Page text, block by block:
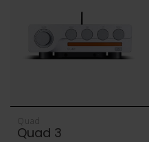
Quad
Quad 3